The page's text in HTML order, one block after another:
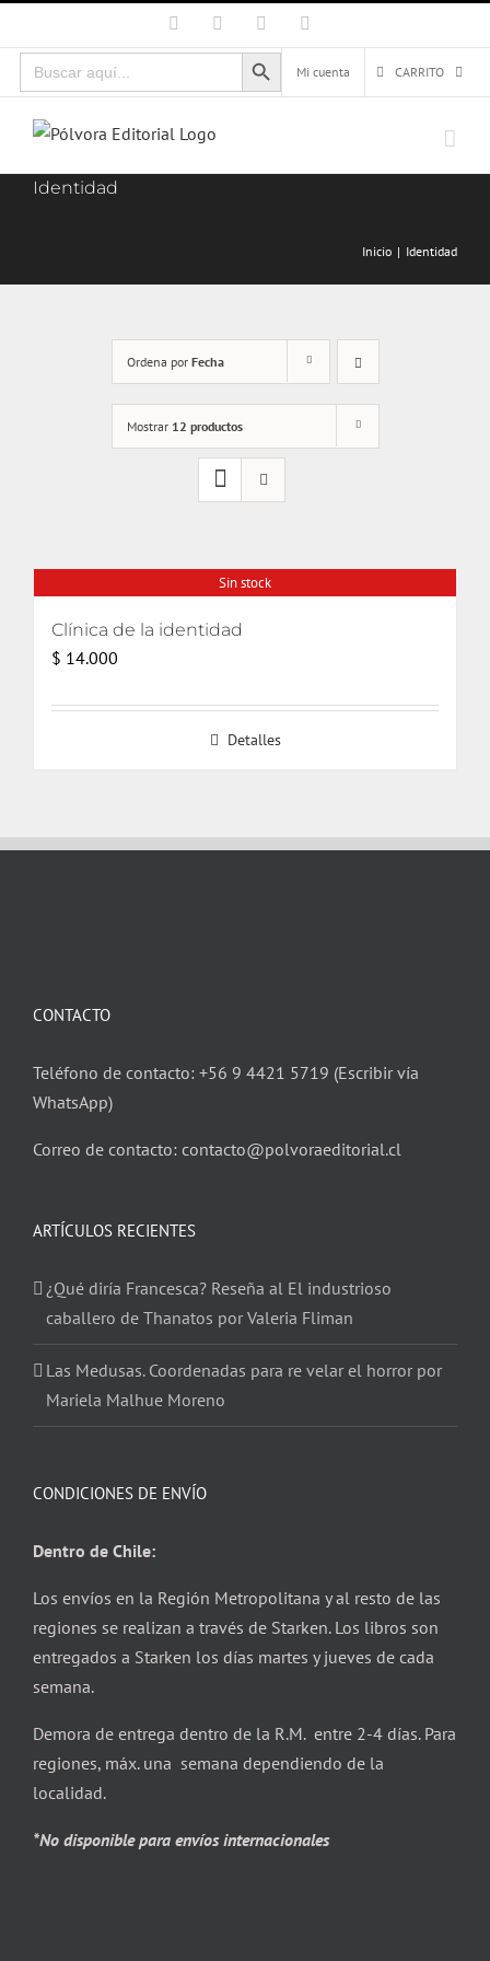
al
contenido
Facebook Instagram
Buscar:
Botón de búsqueda
Mi cuenta
CARRITO
Identidad
Inicio Identidad
Ordena por Fecha
Mostrar 12 productos
Sin stock
Clínica de la identidad
$ 14.000
Detalles
CONTACTO
Teléfono de contacto: +56 9 4421 5719 (Escribir vía
WhatsApp)
Correo de contacto: contacto@polvoraeditorial.cl
ARTÍCULOS RECIENTES
¿Qué diría Francesca? Reseña al El industrioso
caballero de Thanatos por Valeria Fliman
Las Medusas. Coordenadas para re velar el horror por
Mariela Malhue Moreno
CONDICIONES DE ENVÍO
Dentro de Chile:
Los envíos en la Región Metropolitana y al resto de las
regiones se realizan a través de Starken. Los libros son
entregados a Starken los días martes y jueves de cada
semana.
Demora de entrega dentro de la R.M. entre 2-4 días. Para
regiones, máx. una semana dependiendo de la
localidad.
*No disponible para envíos internacionales